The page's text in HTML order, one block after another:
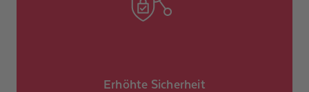
Erhöhte Sicherheit
Sicherheitsstandards eingehalten